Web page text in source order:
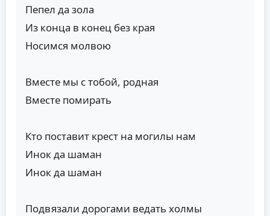
Пепел да зола
Из конца в конец без края
Носимся молвою
Вместе мы с тобой, родная
Вместе помирать
Кто поставит крест на могилы нам
Инок да шаман
Инок да шаман
Подвязали дорогами ведать холмы